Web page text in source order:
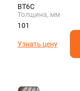
ВТ6С
Толщина, мм
101
Узнать цену